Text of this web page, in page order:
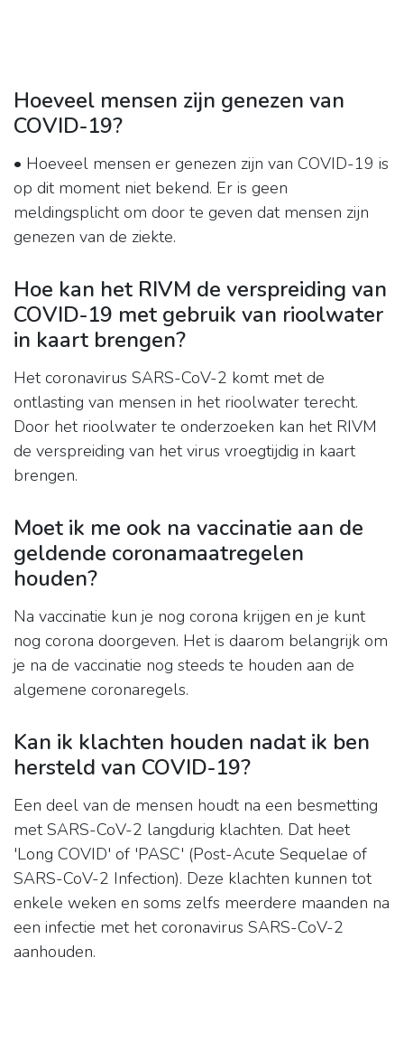
Hoeveel mensen zijn genezen van
COVID-19?
• Hoeveel mensen er genezen zijn van COVID-19 is
op dit moment niet bekend. Er is geen
meldingsplicht om door te geven dat mensen zijn
genezen van de ziekte.
Hoe kan het RIVM de verspreiding van
COVID-19 met gebruik van rioolwater
in kaart brengen?
Het coronavirus SARS-CoV-2 komt met de
ontlasting van mensen in het rioolwater terecht.
Door het rioolwater te onderzoeken kan het RIVM
de verspreiding van het virus vroegtijdig in kaart
brengen.
Moet ik me ook na vaccinatie aan de
geldende coronamaatregelen
houden?
Na vaccinatie kun je nog corona krijgen en je kunt
nog corona doorgeven. Het is daarom belangrijk om
je na de vaccinatie nog steeds te houden aan de
algemene coronaregels.
Kan ik klachten houden nadat ik ben
hersteld van COVID-19?
Een deel van de mensen houdt na een besmetting
met SARS-CoV-2 langdurig klachten. Dat heet
'Long COVID' of 'PASC' (Post-Acute Sequelae of
SARS-CoV-2 Infection). Deze klachten kunnen tot
enkele weken en soms zelfs meerdere maanden na
een infectie met het coronavirus SARS-CoV-2
aanhouden.